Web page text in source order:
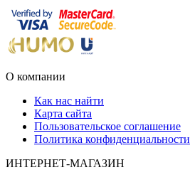
О компании
Как нас найти
Карта сайта
Пользовательское соглашение
Политика конфиденциальности
ИНТЕРНЕТ-МАГАЗИН